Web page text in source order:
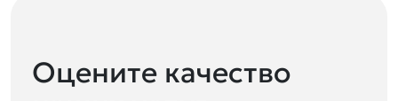
Оцените качество